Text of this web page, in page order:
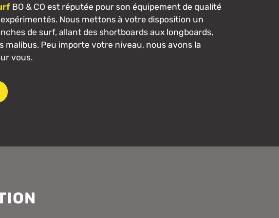
BO & CO est réputée pour son équipement de qualité
Nous mettons à votre disposition un
de surf, allant des shortboards aux longboards,
malibus. Peu importe votre niveau, nous avons la
vous.